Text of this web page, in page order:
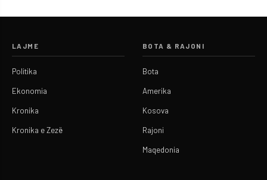
LAJME
Politika
Ekonomia
Kronika
Kronika e Zezë
BOTA & RAJONI
Bota
Amerika
Kosova
Rajoni
Maqedonia